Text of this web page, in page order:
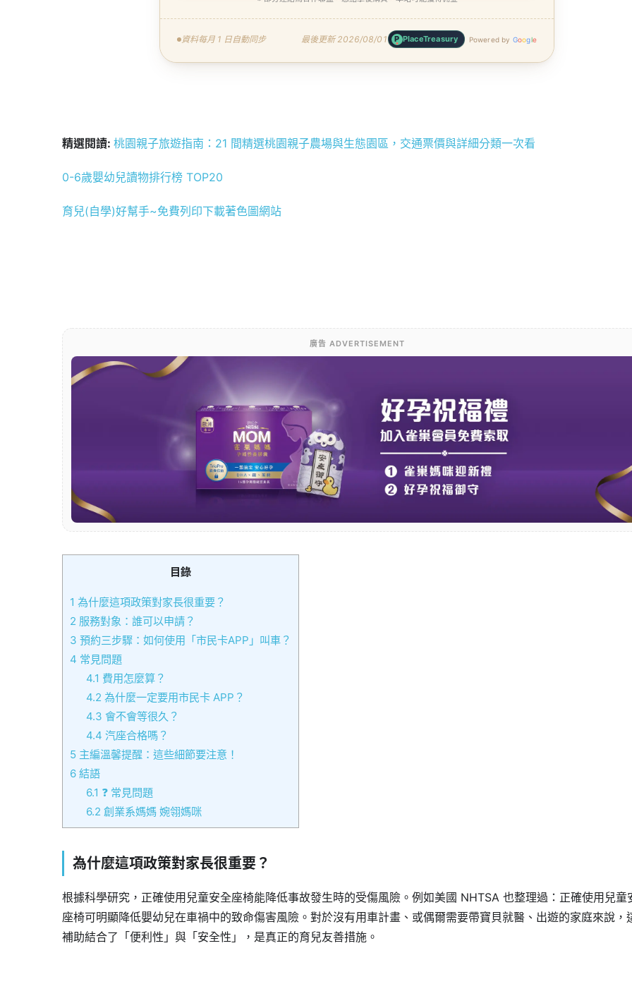
資料每月 1 日自動同步 最後更新 2026/08/01 P PlaceTreasury Powered by Google
精選閱讀: 桃園親子旅遊指南：21 間精選桃園親子農場與生態園區，交通票價與詳細分類一次看
0-6歲嬰幼兒讀物排行榜 TOP20
育兒(自學)好幫手~免費列印下載著色圖網站
廣告 ADVERTISEMENT
目錄
1 為什麼這項政策對家長很重要？
2 服務對象：誰可以申請？
3 預約三步驟：如何使用「市民卡APP」叫車？
4 常見問題
4.1 費用怎麼算？
4.2 為什麼一定要用市民卡 APP？
4.3 會不會等很久？
4.4 汽座合格嗎？
5 主編溫馨提醒：這些細節要注意！
6 結語
6.1 ❓ 常見問題
6.2 創業系媽媽 婉翎媽咪
為什麼這項政策對家長很重要？
根據科學研究，正確使用兒童安全座椅能降低事故發生時的受傷風險。例如美國 NHTSA 也整理過：正確使用兒童
座椅可明顯降低嬰幼兒在車禍中的致命傷害風險。對於沒有用車計畫、或偶爾需要帶寶貝就醫、出遊的家庭來說，
補助結合了「便利性」與「安全性」，是真正的育兒友善措施。